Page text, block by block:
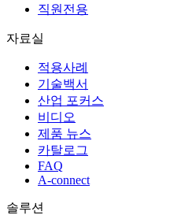
직원전용
자료실
적용사례
기술백서
산업 포커스
비디오
제품 뉴스
카탈로그
FAQ
A-connect
솔루션